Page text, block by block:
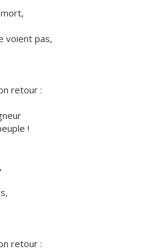
voient pas,
retour :
!
retour :